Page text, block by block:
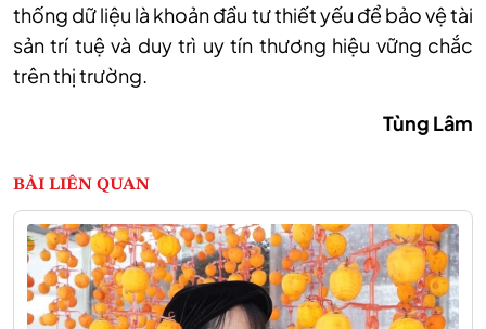
thống dữ liệu là khoản đầu tư thiết yếu để bảo vệ tài
sản trí tuệ và duy trì uy tín thương hiệu vững chắc
trên thị trường.
Tùng Lâm
BÀI LIÊN QUAN